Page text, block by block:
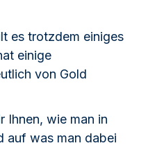
es trotzdem einiges
einige
von Gold
Ihnen, wie man in
auf was man dabei